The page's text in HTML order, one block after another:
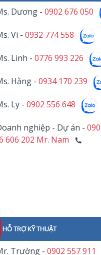
Dương - 0902 676 050
Vi - 0932 774 558
Linh - 0776 993 226
Hằng - 0934 170 239
Ly - 0902 556 648
nghiệp - Dự án -
606 202 Mr. Nam
HỖ TRỢ KỸ THUẬT
Trường - 0902 557 911